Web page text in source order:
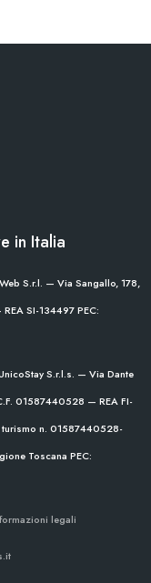
in Italia
S.r.l. — Via Sangallo, 178,
SI-134497PEC:
S.r.l.s. — Via Dante
01587440528 — REA FI-
n. 01587440528-
Toscana PEC:
legali